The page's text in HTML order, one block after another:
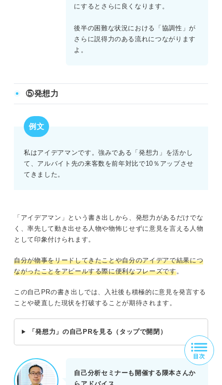
にするとさらに良くなります。
後半の困難な状況における「協調性」が
さらに説得力のある流れにつながります
よ。
⑤発想力
例文
私はアイデアマンです。強みである「発想力」を活かし
て、アルバイト先の来客数を前年対比で10％アップさせ
てきました。
「アイデアマン」という書き出しから、発想力があるだけでな
く、率先して動き出せる人物や物怖じせずに意見を言える人物
として印象付けられます。
自分が物事をリードしてきたことや自分のアイデアで結果につ
ながったことをアピールする際に便利なフレーズです。
この自己PRの書き出しでは、入社後も積極的に意見を発言する
ことや硬直した現状を打破することが期待されます。
「発想力」の自己PRを見る（タップで開閉）
自己分析セミナーも開催する隈本さんか